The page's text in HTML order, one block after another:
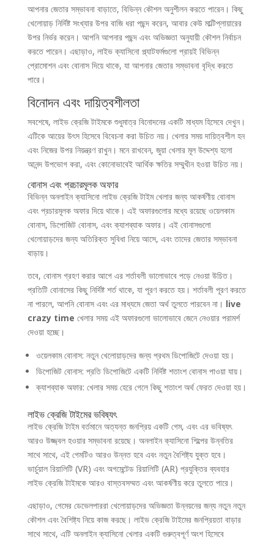
আপনার জেতার সম্ভাবনা বাড়াতে, বিভিন্ন কৌশল অনুশীলন করতে পারেন। কিছু
খেলোয়াড় নির্দিষ্ট সংখ্যার উপর বাজি ধরা পছন্দ করেন, আবার কেউ মাল্টিপ্লায়ারের
উপর নির্ভর করেন। আপনি আপনার পছন্দ এবং অভিজ্ঞতা অনুযায়ী কৌশল নির্বাচন
করতে পারেন। এছাড়াও, লাইভ ক্যাসিনো প্ল্যাটফর্মগুলো প্রায়ই বিভিন্ন
প্রোমোশন এবং বোনাস দিয়ে থাকে, যা আপনার জেতার সম্ভাবনা বৃদ্ধি করতে
পারে।
বিনোদন এবং দায়িত্বশীলতা
সবশেষে, লাইভ ক্রেজি টাইমকে শুধুমাত্র বিনোদনের একটি মাধ্যম হিসেবে দেখুন।
এটিকে আয়ের উৎস হিসেবে বিবেচনা করা উচিত নয়। খেলার সময় দায়িত্বশীল হন
এবং নিজের উপর নিয়ন্ত্রণ রাখুন। মনে রাখবেন, জুয়া খেলার মূল উদ্দেশ্য হলো
আনন্দ উপভোগ করা, এবং কোনোভাবেই আর্থিক ক্ষতির সম্মুখীন হওয়া উচিত নয়।
বোনাস এবং প্রচারমূলক অফার
বিভিন্ন অনলাইন ক্যাসিনো লাইভ ক্রেজি টাইম খেলার জন্য আকর্ষণীয় বোনাস
এবং প্রচারমূলক অফার দিয়ে থাকে। এই অফারগুলোর মধ্যে রয়েছে ওয়েলকাম
বোনাস, ডিপোজিট বোনাস, এবং ক্যাশব্যাক অফার। এই বোনাসগুলো
খেলোয়াড়দের জন্য অতিরিক্ত সুবিধা নিয়ে আসে, এবং তাদের জেতার সম্ভাবনা
বাড়ায়।
তবে, বোনাস গ্রহণ করার আগে এর শর্তাবলী ভালোভাবে পড়ে নেওয়া উচিত।
প্রতিটি বোনাসের কিছু নির্দিষ্ট শর্ত থাকে, যা পূরণ করতে হয়। শর্তাবলী পূরণ করতে
না পারলে, আপনি বোনাস এবং এর মাধ্যমে জেতা অর্থ তুলতে পারবেন না। live
crazy time খেলার সময় এই অফারগুলো ভালোভাবে জেনে নেওয়ার পরামর্শ
দেওয়া হচ্ছে।
ওয়েলকাম বোনাস: নতুন খেলোয়াড়দের জন্য প্রথম ডিপোজিটে দেওয়া হয়।
ডিপোজিট বোনাস: প্রতি ডিপোজিটে একটি নির্দিষ্ট শতাংশ বোনাস পাওয়া যায়।
ক্যাশব্যাক অফার: খেলার সময় হেরে গেলে কিছু শতাংশ অর্থ ফেরত দেওয়া হয়।
লাইভ ক্রেজি টাইমের ভবিষ্যৎ
লাইভ ক্রেজি টাইম বর্তমানে অত্যন্ত জনপ্রিয় একটি গেম, এবং এর ভবিষ্যৎ
আরও উজ্জ্বল হওয়ার সম্ভাবনা রয়েছে। অনলাইন ক্যাসিনো শিল্পের উন্নতির
সাথে সাথে, এই গেমটিও আরও উন্নত হবে এবং নতুন বৈশিষ্ট্য যুক্ত হবে।
ভার্চুয়াল রিয়ালিটি (VR) এবং অগমেন্টেড রিয়ালিটি (AR) প্রযুক্তির ব্যবহার
লাইভ ক্রেজি টাইমকে আরও বাস্তবসম্মত এবং আকর্ষণীয় করে তুলতে পারে।
এছাড়াও, গেমের ডেভেলপাররা খেলোয়াড়দের অভিজ্ঞতা উন্নয়নের জন্য নতুন নতুন
কৌশল এবং বৈশিষ্ট্য নিয়ে কাজ করছে। লাইভ ক্রেজি টাইমের জনপ্রিয়তা বাড়ার
সাথে সাথে, এটি অনলাইন ক্যাসিনো খেলার একটি গুরুত্বপূর্ণ অংশ হিসেবে